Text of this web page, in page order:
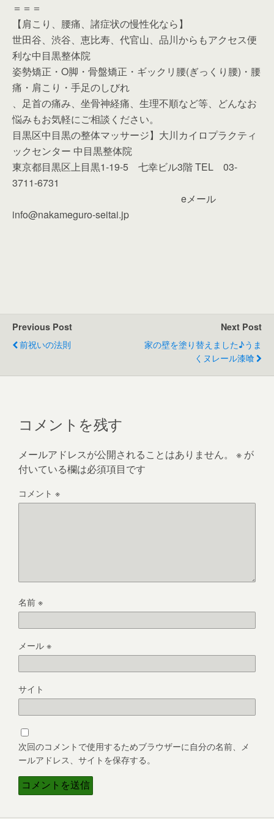
＝＝＝
【肩こり、腰痛、諸症状の慢性化なら】
世田谷、渋谷、恵比寿、代官山、品川からもアクセス便
利な中目黒整体院
姿勢矯正・O脚・骨盤矯正・ギックリ腰(ぎっくり腰)・腰
痛・肩こり・手足のしびれ
、足首の痛み、坐骨神経痛、生理不順など等、どんなお
悩みもお気軽にご相談ください。
目黒区中目黒の整体マッサージ】大川カイロプラクティ
ックセンター 中目黒整体院
東京都目黒区上目黒1-19-5 七幸ビル3階 TEL 03-
3711-6731
eメール
info@nakameguro-seitai.jp
Previous Post
前祝いの法則
Next Post
家の壁を塗り替えました♪うま
くヌレール漆喰
コメントを残す
メールアドレスが公開されることはありません。 ※ が
付いている欄は必須項目です
コメント ※
名前※
メール※
サイト
次回のコメントで使用するためブラウザーに自分の名前、メ
ールアドレス、サイトを保存する。